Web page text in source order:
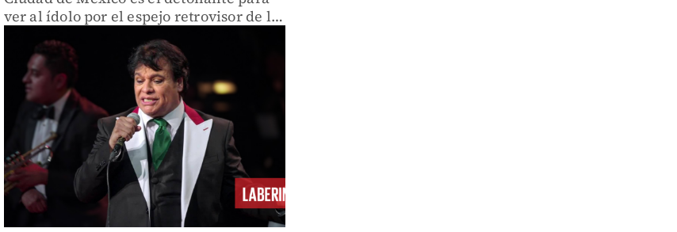
ver al ídolo por el espejo retrovisor de la
memoria.